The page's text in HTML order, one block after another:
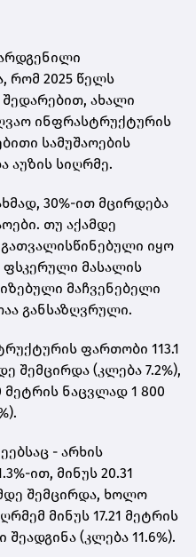
რომ 2025 წელს
ახალი
ინფრასტრუქტურის
სამუშაოების
აუზის სიღრმე.
30%-ით მცირდება
თუ აქამდე
იყო
ფსკერული მასალის
მაჩვენებელი
განსაზღვრული.
ფართობი 113.1
შემცირდა (კლება 7.2%),
ნაცვლად 1 800
- არხის
ით, მინუს 20.31
შემცირდა, ხოლო
მინუს 17.21 მეტრის
(კლება 11.6%).